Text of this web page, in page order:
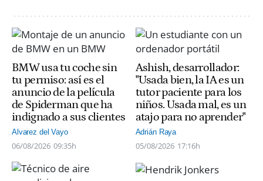
BMW usa tu coche sin
tu permiso: así es el
anuncio de la película
de Spiderman que ha
indignado a sus clientes
Alvarez del Vayo
06/08/2026 09:35h
Ashish, desarrollador:
"Usada bien, la IA es un
tutor paciente para los
niños. Usada mal, es un
atajo para no aprender"
Adrián Raya
05/08/2026 17:16h